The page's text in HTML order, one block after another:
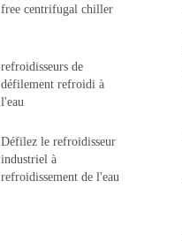
free centrifugal chiller
refroidisseurs de
défilement refroidi à
l'eau
Défilez le refroidisseur
industriel à
refroidissement de l'eau